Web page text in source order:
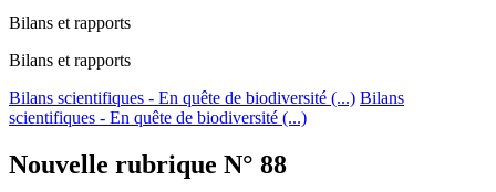
Bilans et rapports
Bilans et rapports
Bilans scientifiques - En quête de biodiversité (...) Bilans
scientifiques - En quête de biodiversité (...)
Nouvelle rubrique N° 88